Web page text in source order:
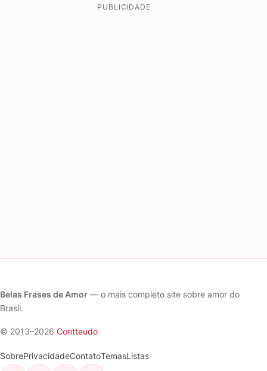
PUBLICIDADE
Belas Frases de Amor — o mais completo site sobre amor do
Brasil.
© 2013–2026 Contteudo
SobrePrivacidadeContatoTemasListas